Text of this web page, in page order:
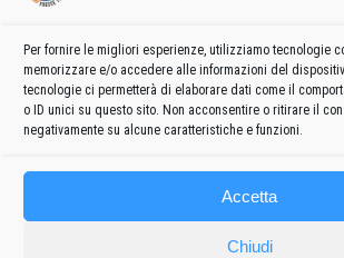
Per fornire le migliori esperienze, utilizziamo tecnologie
memorizzare e/o accedere alle informazioni del
tecnologie ci permetterà di elaborare dati come il
o ID unici su questo sito. Non acconsentire o ritirare il
negativamente su alcune caratteristiche e funzioni.
Accetta
Chiudi
In questo video (tratto dall’Archivio Luce)
cronaca dell’elezione di Lady Italia, Lady
Universo svoltasi a Rimini nel settembre 1982